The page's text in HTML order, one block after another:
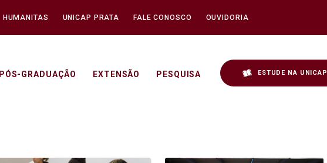
HUMANITAS UNICAP PRATA FALE CONOSCO OUVIDORIA
PÓS-GRADUAÇÃO EXTENSÃO PESQUISA ESTUDE NA UNICAP